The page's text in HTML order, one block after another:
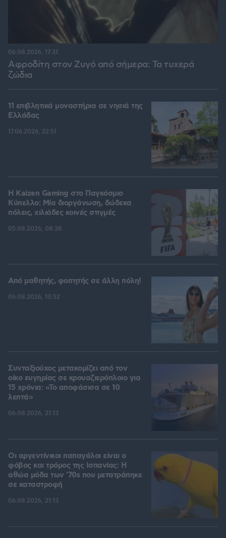
Αφροδίτη στον Ζυγό από σήμερα: Τα τυχερά
ζώδια
06.08.2026, 17:31
11 επιβλητικά μοναστήρια σε νησιά της
Ελλάδας
17.06.2026, 22:51
H Kaizen Gaming στο Παγκόσμιο
Kύπελλο: Μία διοργάνωση, δώδεκα
πόλεις, χιλιάδες κοινές στιγμές
05.08.2026, 08:38
Από μαθητής, φοιτητής σε άλλη πόλη!
06.08.2026, 10:52
Συνταξιούχος μετακομίζει από τον
οίκο ευγηρίας σε κρουαζιερόπλοιο για
15 χρόνια: «Το αποφάσισα σε 10
λεπτά»
06.08.2026, 21:13
Οι αργεντίνικοι παπαγάλοι είναι ο
φόβος και τρόμος της Ισπανίας: Η
αθώα μόδα των '70s που μετατράπηκε
σε καταστροφή
06.08.2026, 21:13